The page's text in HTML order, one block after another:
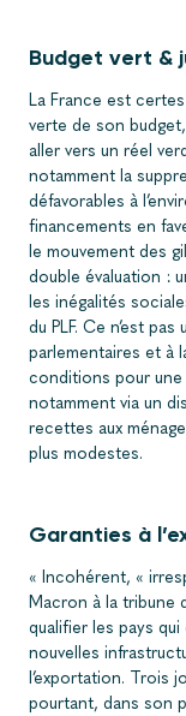
Budget vert &
La France est
verte de son
aller vers un réel
notamment la
défavorables à
financements en
le mouvement des
double évaluation :
les inégalités
du PLF. Ce n’est
parlementaires et à
conditions pour une
notamment via un
recettes aux
plus modestes.
Garanties à
« Incohérent, «
Macron à la tribune
qualifier les pays
nouvelles
l’exportation. Trois
pourtant, dans son